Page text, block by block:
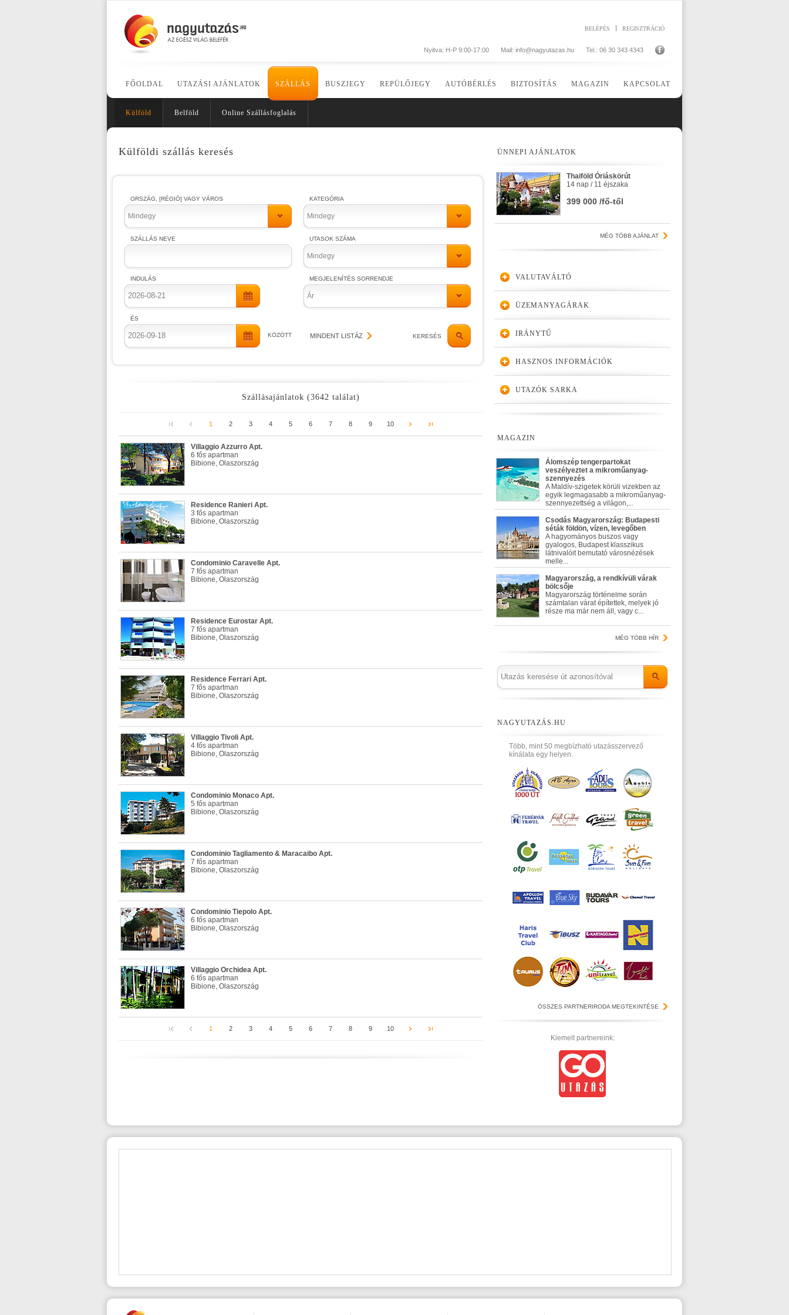
REGISZTRÁCIÓ
BELÉPÉS
Tel.: 06 30 343 4343
Mail: info@nagyutazas.hu
Nyitva: H-P 9:00-17:00
FŐOLDAL UTAZÁSI AJÁNLATOK SZÁLLÁS BUSZJEGY REPÜLŐJEGY AUTÓBÉRLÉS BIZTOSÍTÁS MAGAZIN KAPCSOLAT
Külföld Belföld Online Szállásfoglalás
Külföldi szállás keresés
ORSZÁG, [RÉGIÓ] VAGY VÁROS
Mindegy
SZÁLLÁS NEVE
INDULÁS
ÉS
KÖZÖTT
KATEGÓRIA
Mindegy
UTASOK SZÁMA
Mindegy
MEGJELENÍTÉS SORRENDJE
Ár
KERESÉS
MINDENT LISTÁZ
Szállásajánlatok (3642 találat)
1 2 3 4 5 6 7 8 9 10
Villaggio Azzurro Apt.
6 fős apartman
Bibione, Olaszország
Residence Ranieri Apt.
3 fős apartman
Bibione, Olaszország
Condominio Caravelle Apt.
7 fős apartman
Bibione, Olaszország
Residence Eurostar Apt.
7 fős apartman
Bibione, Olaszország
Residence Ferrari Apt.
7 fős apartman
Bibione, Olaszország
Villaggio Tivoli Apt.
4 fős apartman
Bibione, Olaszország
Condominio Monaco Apt.
5 fős apartman
Bibione, Olaszország
Condominio Tagliamento & Maracaibo Apt.
7 fős apartman
Bibione, Olaszország
Condominio Tiepolo Apt.
6 fős apartman
Bibione, Olaszország
Villaggio Orchidea Apt.
6 fős apartman
Bibione, Olaszország
1 2 3 4 5 6 7 8 9 10
ÜNNEPI AJÁNLATOK
Thaiföld Óriáskörút
14 nap / 11 éjszaka
399 000 /fő-től
MÉG TÖBB AJÁNLAT
VALUTAVÁLTÓ
ÜZEMANYAGÁRAK
IRÁNYTŰ
HASZNOS INFORMÁCIÓK
UTAZÓK SARKA
MAGAZIN
Álomszép tengerpartokat
veszélyeztet a mikroműanyag-
szennyezés
A Maldív-szigetek körüli vizekben az
egyik legmagasabb a mikroműanyag-
szennyezettség a világon,...
Csodás Magyarország: Budapesti
séták földön, vízen, levegőben
A hagyományos buszos vagy
gyalogos, Budapest klasszikus
látnivalóit bemutató városnézések
melle...
Magyarország, a rendkívüli várak
bölcsője
Magyarország történelme során
számtalan várat építettek, melyek jó
része ma már nem áll, vagy c...
MÉG TÖBB HÍR
NAGYUTAZÁS.HU
Több, mint 50 megbízható utazásszervező
kínálata egy helyen.
ÖSSZES PARTNERIRODA MEGTEKINTÉSE
Kiemelt partnereink: